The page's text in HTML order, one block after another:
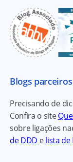
Blogs parceiros
Precisando de
Confira o site
sobre ligações
de DDD elista de